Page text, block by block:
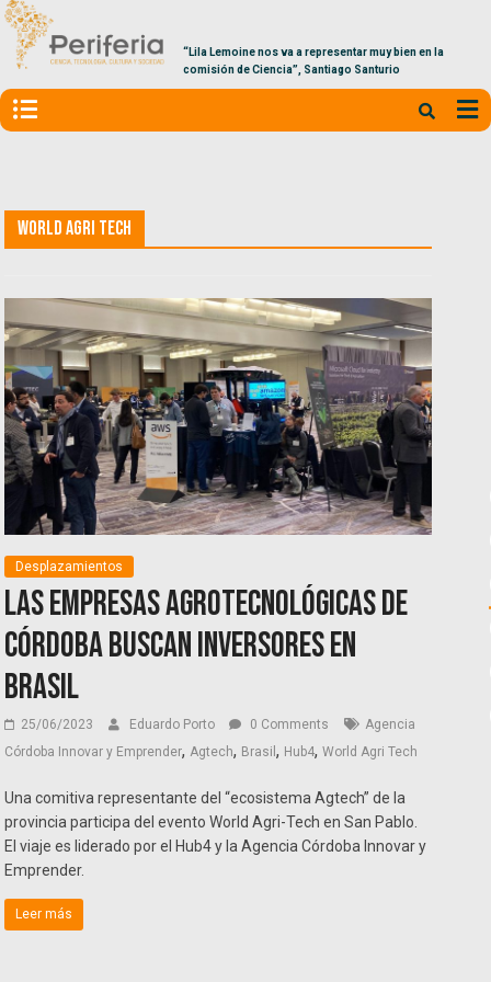
“Lila Lemoine nos va a representar muy bien en la
comisión de Ciencia”, Santiago Santurio
World Agri Tech
Desplazamientos
Las empresas agrotecnológicas de
Córdoba buscan inversores en
Brasil
25/06/2023 Eduardo Porto 0 Comments
Agencia
Córdoba Innovar y Emprender, Agtech, Brasil, Hub4,World Agri Tech
Una comitiva representante del “ecosistema Agtech” de la
provincia participa del evento World Agri-Tech en San Pablo.
El viaje es liderado por el Hub4 y la Agencia Córdoba Innovar y
Emprender.
Leer más